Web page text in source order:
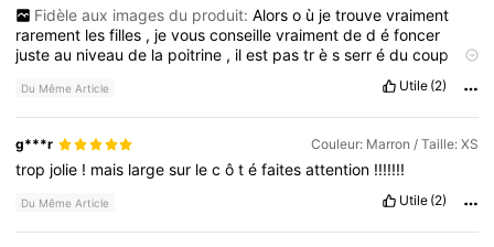
Fidèle aux images du produit: Alors o ù je trouve vraiment
rarement lesfilles , jevousconseillevraimentdedéfoncer
justeau niveaude la poitrine , ilest pastrèsserréducoup
hautonpeut àdire
Du Même Article Utile (2)
g***r Couleur: Marron / Taille: XS
trop jolie ! mais largesur lecôtéfaitesattention !!!!!!!
Du Même Article Utile (2)